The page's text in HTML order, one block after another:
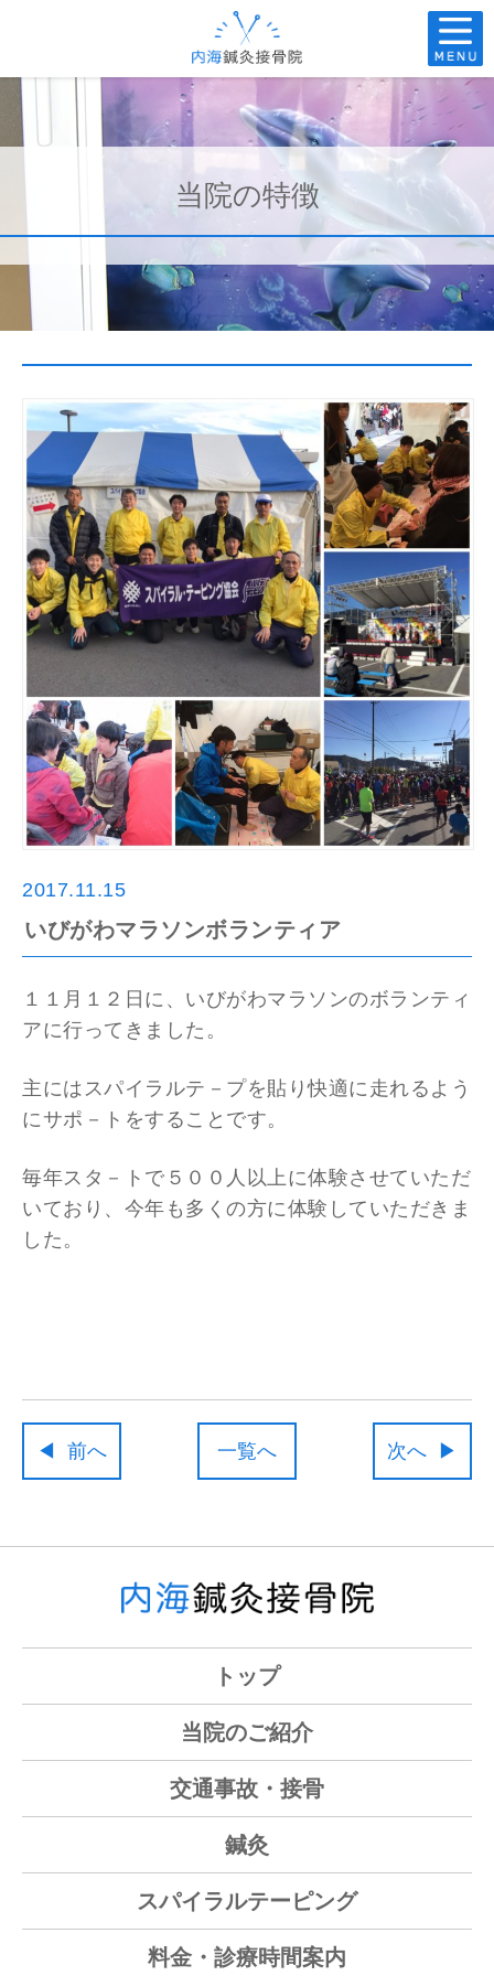
当院の特徴
2017.11.15
いびがわマラソンボランティア
１１月１２日に、いびがわマラソンのボランティ
アに行ってきました。
主にはスパイラルテ－プを貼り快適に走れるよう
にサポ－トをすることです。
毎年スタ－トで５００人以上に体験させていただ
いており、今年も多くの方に体験していただきま
した。
前へ 一覧へ 次へ
トップ
当院のご紹介
交通事故・接骨
鍼灸
スパイラルテーピング
料金・診療時間案内